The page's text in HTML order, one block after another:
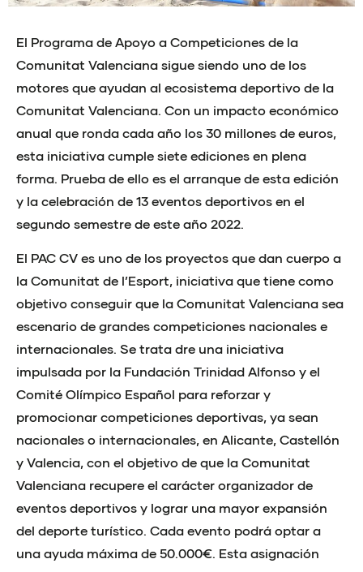
El Programa de Apoyo a Competiciones de la
Comunitat Valenciana sigue siendo uno de los
motores que ayudan al ecosistema deportivo de la
Comunitat Valenciana. Con un impacto económico
anual que ronda cada año los 30 millones de euros,
esta iniciativa cumple siete ediciones en plena
forma. Prueba de ello es el arranque de esta edición
y la celebración de 13 eventos deportivos en el
segundo semestre de este año 2022.
El PAC CV es uno de los proyectos que dan cuerpo a
la Comunitat de l’Esport, iniciativa que tiene como
objetivo conseguir que la Comunitat Valenciana sea
escenario de grandes competiciones nacionales e
internacionales. Se trata dre una iniciativa
impulsada por la Fundación Trinidad Alfonso y el
Comité Olímpico Español para reforzar y
promocionar competiciones deportivas, ya sean
nacionales o internacionales, en Alicante, Castellón
y Valencia, con el objetivo de que la Comunitat
Valenciana recupere el carácter organizador de
eventos deportivos y lograr una mayor expansión
del deporte turístico. Cada evento podrá optar a
una ayuda máxima de 50.000€. Esta asignación